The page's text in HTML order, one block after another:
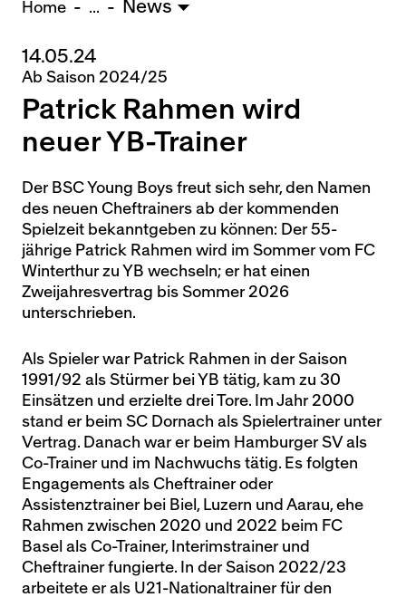
U15 - TOBE *
10:0
Nachwuchs Frauen
Ostermundigen - FU20 *
Biel - FU18 *
0:4
Thörishaus - FU15
12:1
* = Testspiel / (C) = Cupspiel
Home ... News
14.05.24
Ab Saison 2024/25
Patrick Rahmen wird
neuer YB-Trainer
Der BSC Young Boys freut sich sehr, den Namen
des neuen Cheftrainers ab der kommenden
Spielzeit bekanntgeben zu können: Der 55-
jährige Patrick Rahmen wird im Sommer vom FC
Winterthur zu YB wechseln; er hat einen
Zweijahresvertrag bis Sommer 2026
unterschrieben.
Als Spieler war Patrick Rahmen in der Saison
1991/92 als Stürmer bei YB tätig, kam zu 30
Einsätzen und erzielte drei Tore. Im Jahr 2000
stand er beim SC Dornach als Spielertrainer unter
Vertrag. Danach war er beim Hamburger SV als
Co-Trainer und im Nachwuchs tätig. Es folgten
Engagements als Cheftrainer oder
Assistenztrainer bei Biel, Luzern und Aarau, ehe
Rahmen zwischen 2020 und 2022 beim FC
Basel als Co-Trainer, Interimstrainer und
Cheftrainer fungierte. In der Saison 2022/23
arbeitete er als U21-Nationaltrainer für den